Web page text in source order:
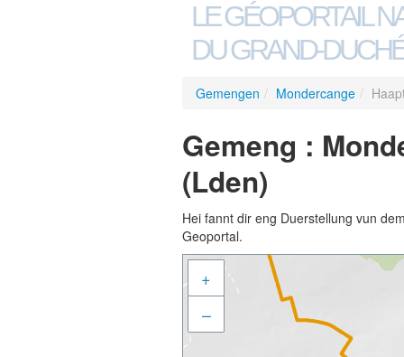
LE GÉOPORTAIL
DU GRAND-
Gemengen / Mondercange /
Gemeng :
(Lden)
Hei fannt dir eng Duerstellung vun
Geoportal.
+
–